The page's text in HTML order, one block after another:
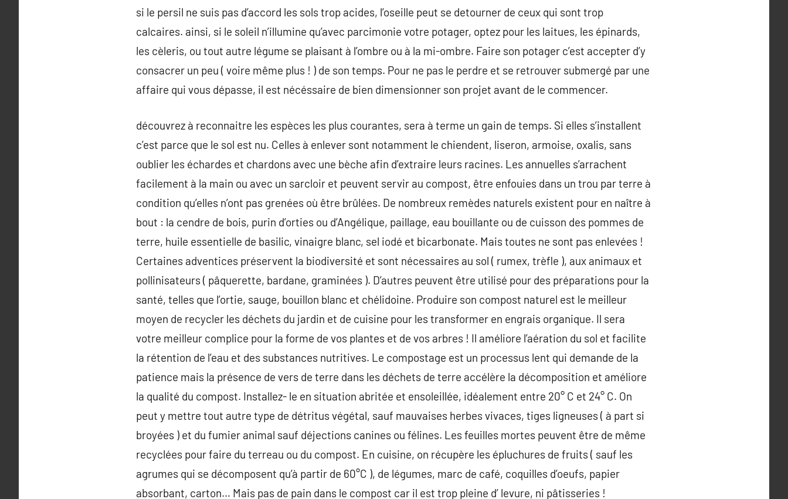
si le persil ne suis pas d’accord les sols trop acides, l’oseille peut se detourner de ceux qui sont trop
calcaires. ainsi, si le soleil n’illumine qu’avec parcimonie votre potager, optez pour les laitues, les épinards,
les cèleris, ou tout autre légume se plaisant à l’ombre ou à la mi-ombre. Faire son potager c’est accepter d’y
consacrer un peu ( voire même plus ! ) de son temps. Pour ne pas le perdre et se retrouver submergé par une
affaire qui vous dépasse, il est nécéssaire de bien dimensionner son projet avant de le commencer.
découvrez à reconnaitre les espèces les plus courantes, sera à terme un gain de temps. Si elles s’installent
c’est parce que le sol est nu. Celles à enlever sont notamment le chiendent, liseron, armoise, oxalis, sans
oublier les échardes et chardons avec une bèche afin d’extraire leurs racines. Les annuelles s’arrachent
facilement à la main ou avec un sarcloir et peuvent servir au compost, être enfouies dans un trou par terre à
condition qu’elles n’ont pas grenées où être brûlées. De nombreux remèdes naturels existent pour en naître à
bout : la cendre de bois, purin d’orties ou d’Angélique, paillage, eau bouillante ou de cuisson des pommes de
terre, huile essentielle de basilic, vinaigre blanc, sel iodé et bicarbonate. Mais toutes ne sont pas enlevées !
Certaines adventices préservent la biodiversité et sont nécessaires au sol ( rumex, trèfle ), aux animaux et
pollinisateurs ( pâquerette, bardane, graminées ). D’autres peuvent être utilisé pour des préparations pour la
santé, telles que l’ortie, sauge, bouillon blanc et chélidoine. Produire son compost naturel est le meilleur
moyen de recycler les déchets du jardin et de cuisine pour les transformer en engrais organique. Il sera
votre meilleur complice pour la forme de vos plantes et de vos arbres ! Il améliore l’aération du sol et facilite
la rétention de l’eau et des substances nutritives. Le compostage est un processus lent qui demande de la
patience mais la présence de vers de terre dans les déchets de terre accélère la décomposition et améliore
la qualité du compost. Installez- le en situation abritée et ensoleillée, idéalement entre 20° C et 24° C. On
peut y mettre tout autre type de détritus végétal, sauf mauvaises herbes vivaces, tiges ligneuses ( à part si
broyées ) et du fumier animal sauf déjections canines ou félines. Les feuilles mortes peuvent être de même
recyclées pour faire du terreau ou du compost. En cuisine, on récupère les épluchures de fruits ( sauf les
agrumes qui se décomposent qu’à partir de 60°C ), de légumes, marc de café, coquilles d’oeufs, papier
absorbant, carton… Mais pas de pain dans le compost car il est trop pleine d’ levure, ni pâtisseries !